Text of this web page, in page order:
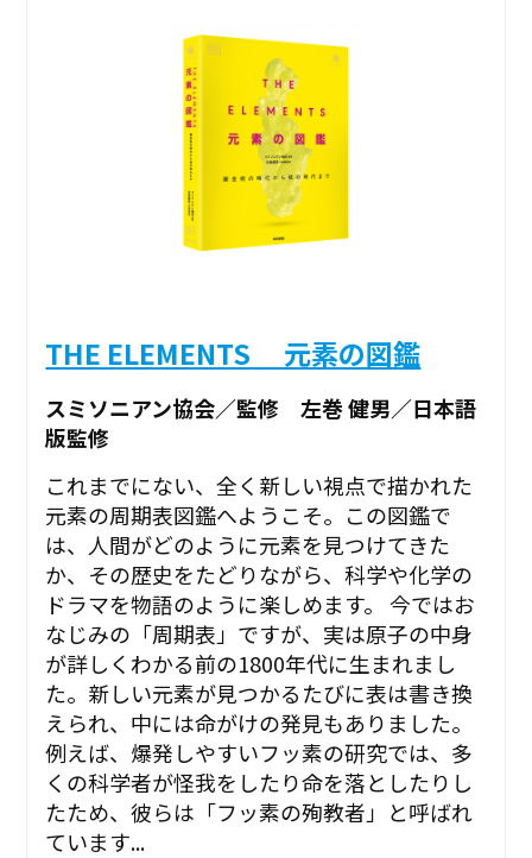
THE ELEMENTS 元素の図鑑
スミソニアン協会／監修 左巻 健男／日本語
版監修
これまでにない、全く新しい視点で描かれた
元素の周期表図鑑へようこそ。この図鑑で
は、人間がどのように元素を見つけてきた
か、その歴史をたどりながら、科学や化学の
ドラマを物語のように楽しめます。 今ではお
なじみの「周期表」ですが、実は原子の中身
が詳しくわかる前の1800年代に生まれまし
た。新しい元素が見つかるたびに表は書き換
えられ、中には命がけの発見もありました。
例えば、爆発しやすいフッ素の研究では、多
くの科学者が怪我をしたり命を落としたりし
たため、彼らは「フッ素の殉教者」と呼ばれ
ています...